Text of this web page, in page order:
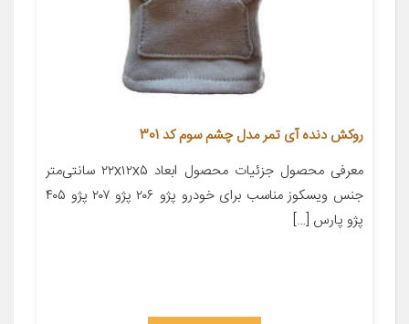
روکش دنده آی تمر مدل چشم سوم کد 301
معرفی محصول جزئیات محصول ابعاد ۲۲x۱۲x۵ سانتی‌متر
جنس ویسکوز مناسب برای خودرو پژو ۲۰۶ پژو ۲۰۷ پژو ۴۰۵
پژو پارس […]